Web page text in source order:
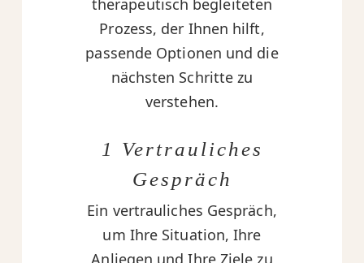
therapeutisch begleiteten
Prozess, der Ihnen hilft,
passende Optionen und die
nächsten Schritte zu
verstehen.
1 Vertrauliches
Gespräch
Ein vertrauliches Gespräch,
um Ihre Situation, Ihre